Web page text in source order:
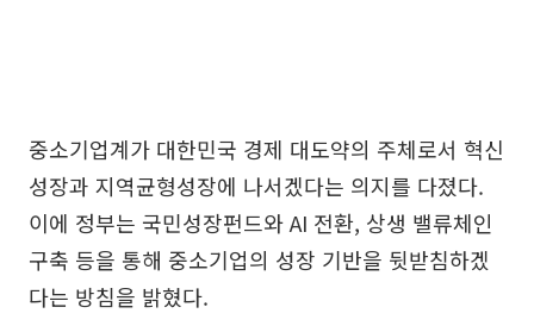
중소기업계가 대한민국 경제 대도약의 주체로서 혁신
성장과 지역균형성장에 나서겠다는 의지를 다졌다.
이에 정부는 국민성장펀드와 AI 전환, 상생 밸류체인
구축 등을 통해 중소기업의 성장 기반을 뒷받침하겠
다는 방침을 밝혔다.